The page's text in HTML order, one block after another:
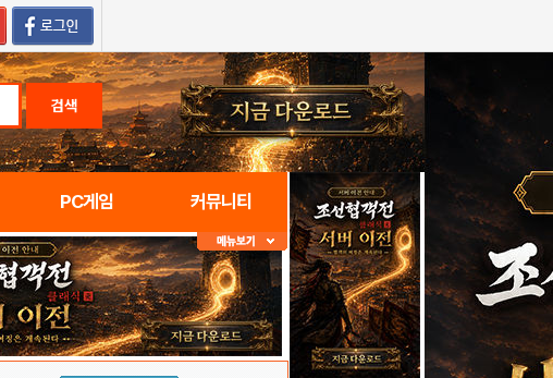
검색
PC게임 커뮤니티